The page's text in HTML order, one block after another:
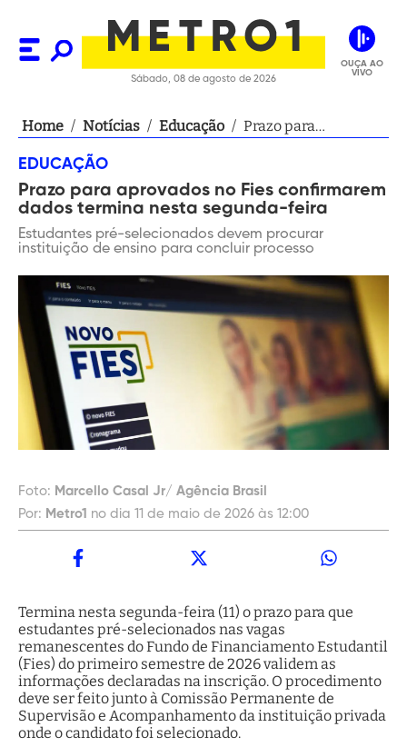
Sábado, 08 de agosto de 2026
OUÇA AO
VIVO
Home / Notícias / Educação / Prazo para
termina nesta
segunda-feira
EDUCAÇÃO
Prazo para aprovados no Fies confirmarem
dados termina nesta segunda-feira
Estudantes pré-selecionados devem procurar
instituição de ensino para concluir processo
Foto: Marcello Casal Jr/ Agência Brasil
Por: Metro1 no dia 11 de maio de 2026 às 12:00
Termina nesta segunda-feira (11) o prazo para que
estudantes pré-selecionados nas vagas
remanescentes do Fundo de Financiamento Estudantil
(Fies) do primeiro semestre de 2026 validem as
informações declaradas na inscrição. O procedimento
deve ser feito junto à Comissão Permanente de
Supervisão e Acompanhamento da instituição privada
onde o candidato foi selecionado.